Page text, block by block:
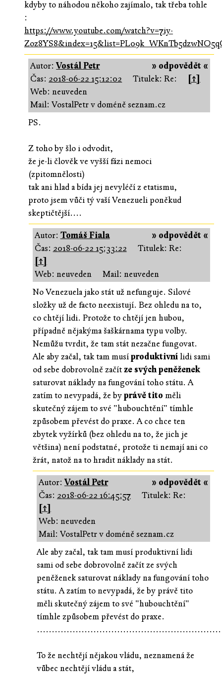
kdyby to náhodou někoho zajímalo, tak třeba tohle
:
https://www.youtube.com/watch?v=7iy-
» odpovědět «
Autor:Vostál Petr
Čas: 2018-06-22 15:12:02 Titulek: Re:
[↑]
Web: neuveden
Mail: VostalPetr v doméně seznam.cz
PS.
Z toho by šlo i odvodit,
že je-li člověk ve vyšší fázi nemoci
(zpitomnělosti)
tak ani hlad a bída jej nevyléčí z etatismu,
proto jsem vůči tý vaší Venezueli poněkud
skeptičtější....
» odpovědět «
Autor: Tomáš Fiala
Čas: 2018-06-22 15:33:22
Titulek: Re:
[↑]
Web: neuveden
Mail: neuveden
No Venezuela jako stát už nefunguje. Silové
složky už de facto neexistují. Bez ohledu na to,
co chtějí lidi. Protože to chtějí jen hubou,
případně nějakýma šaškárnama typu volby.
Nemůžu tvrdit, že tam stát nezačne fungovat.
Ale aby začal, tak tam musíproduktivnílidi sami
od sebe dobrovolně začítze svých peněženek
saturovat náklady na fungování toho státu. A
zatím to nevypadá, že byprávě tito měli
skutečný zájem to své "hubouchtění" tímhle
způsobem převést do praxe. A co chce ten
zbytek vyžírků (bez ohledu na to, že jich je
většina) není podstatné, protože ti nemají ani co
žrát, natož na to hradit náklady na stát.
» odpovědět «
Autor:Vostál Petr
Čas: 2018-06-22 16:45:57
Titulek: Re:
[↑]
Web: neuveden
Mail: VostalPetr v doméně seznam.cz
Ale aby začal, tak tam musí produktivní lidi
sami od sebe dobrovolně začít ze svých
peněženek saturovat náklady na fungování toho
státu. A zatím to nevypadá, že by právě tito
měli skutečný zájem to své "hubouchtění"
tímhle způsobem převést do praxe.
To že nechtějí nějakou vládu, neznamená že
vůbec nechtějí vládu a stát,